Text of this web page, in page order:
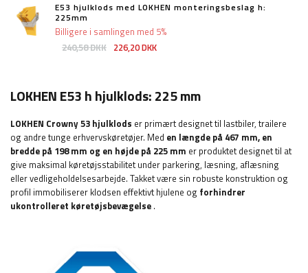
E53 hjulklods med LOKHEN monteringsbeslag h:
225mm
240,58 DKK 226,20 DKK
Billigere i samlingen med 5%
LOKHEN E53 h hjulklods: 225 mm
LOKHEN Crowny 53 hjulklods er primært designet til lastbiler, trailere
og andre tunge erhvervskøretøjer. Med en længde på 467 mm, en
bredde på 198 mm og en højde på 225 mm er produktet designet til at
give maksimal køretøjsstabilitet under parkering, læsning, aflæsning
eller vedligeholdelsesarbejde. Takket være sin robuste konstruktion og
profil immobiliserer klodsen effektivt hjulene og forhindrer
ukontrolleret køretøjsbevægelse .